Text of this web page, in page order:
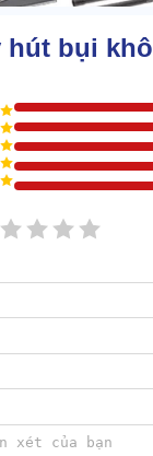
hiện của bộ lọc
an toàn,
nghiệp IPC
ứng với các bộ
hút bụi
5 sao
4 sao
3 sao
2 sao